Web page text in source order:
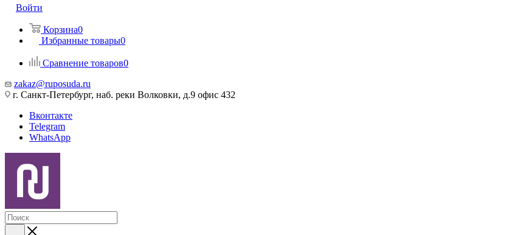
Войти
Корзина0
Избранные товары0
Сравнение товаров0
zakaz@ruposuda.ru
г. Санкт-Петербург, наб. реки Волковки, д.9 офис 432
Вконтакте
Telegram
WhatsApp